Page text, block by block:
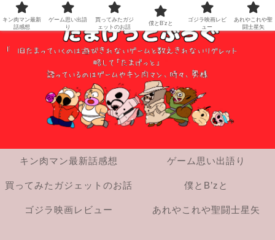
キン肉マン最新話感想 ゲーム思い出語り
買ってみたガジェットのお話 僕とB’zと
ゴジラ映画レビュー あれやこれや聖闘士星矢
キン肉マン最新
話感想
ゲーム思い出語
り
買ってみたガジ
ェットのお話
僕とB’zと
ゴジラ映画レビ
ュー
あれやこれや聖
闘士星矢